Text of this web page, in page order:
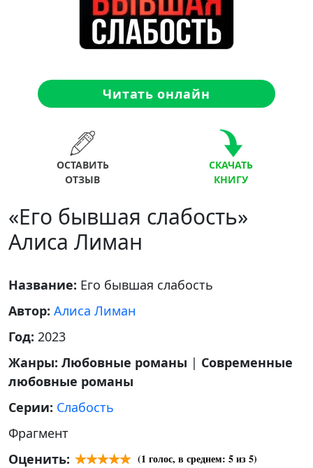
Читать онлайн
ОСТАВИТЬ
ОТЗЫВ
СКАЧАТЬ
КНИГУ
«Его бывшая слабость»
Алиса Лиман
Название: Его бывшая слабость
Автор: Алиса Лиман
Год: 2023
Жанры: Любовные романы | Современные
любовные романы
Серии: Слабость
Фрагмент
Оценить:
(1 голос, в среднем: 5из 5)